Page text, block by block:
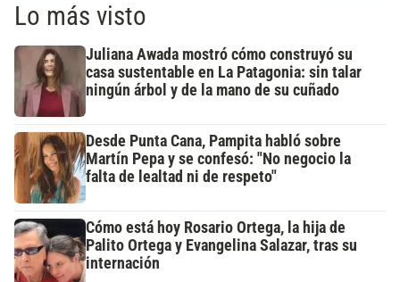
Lo más visto
Juliana Awada mostró cómo construyó su
casa sustentable en La Patagonia: sin talar
ningún árbol y de la mano de su cuñado
Desde Punta Cana, Pampita habló sobre
Martín Pepa y se confesó: "No negocio la
falta de lealtad ni de respeto"
Cómo está hoy Rosario Ortega, la hija de
Palito Ortega y Evangelina Salazar, tras su
internación